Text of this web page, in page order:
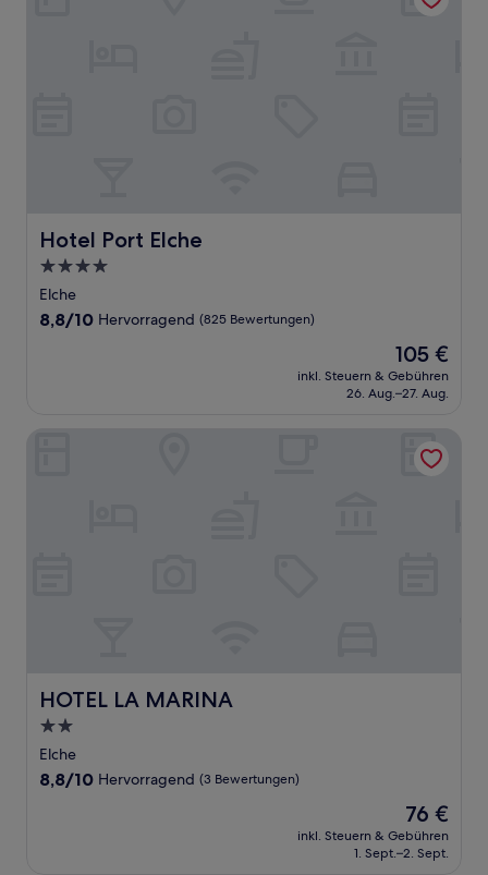
Hotel Port Elche
Hotel Port Elche
4.0-
Sterne-
Unterkunft
Elche
8.8
8,8/10 Hervorragend (825 Bewertungen)
Der
Preis
beträgt
105 €
inkl. Steuern & Gebühren
26. Aug.–27. Aug.
HOTEL LA MARINA
HOTEL LA MARINA
2.0-
Sterne-
Unterkunft
Elche
8.8
8,8/10 Hervorragend (3 Bewertungen)
Der
Preis
beträgt
76 €
inkl. Steuern & Gebühren
1. Sept.–2. Sept.